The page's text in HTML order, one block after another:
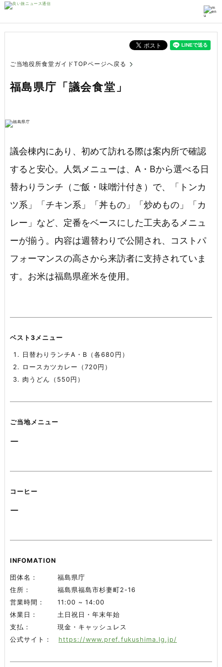
ご当地役所食堂ガイドTOPページへ戻る
福島県庁「議会食堂」
議会棟内にあり、初めて訪れる際は案内所で確認
すると安心。人気メニューは、A・Bから選べる日
替わりランチ（ご飯・味噌汁付き）で、「トンカ
ツ系」「チキン系」「丼もの」「炒めもの」「カ
レー」など、定番をベースにした工夫あるメニュ
ーが揃う。内容は週替わりで公開され、コストパ
フォーマンスの高さから来訪者に支持されていま
す。お米は福島県産米を使用。
ベスト3メニュー
日替わりランチA・B（各680円）
ロースカツカレー（720円）
肉うどん（550円）
ご当地メニュー
ー
コーヒー
ー
INFOMATION
団体名
福島県庁
住所
福島県福島市杉妻町2-16
営業時間
11:00 ~ 14:00
休業日
土日祝日・年末年始
支払
現金・キャッシュレス
公式サイト
https://www.pref.fukushima.lg.jp/